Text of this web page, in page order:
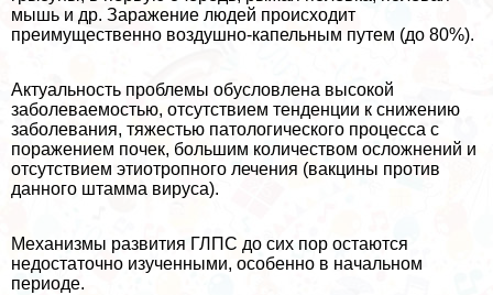
мышь и др. Заражение людей происходит
преимущественно воздушно-капельным путем (до 80%).
Актуальность проблемы обусловлена высокой
заболеваемостью, отсутствием тенденции к снижению
заболевания, тяжестью патологического процесса с
поражением почек, большим количеством осложнений и
отсутствием этиотропного лечения (вакцины против
данного штамма вируса).
Механизмы развития ГЛПС до сих пор остаются
недостаточно изученными, особенно в начальном
периоде.